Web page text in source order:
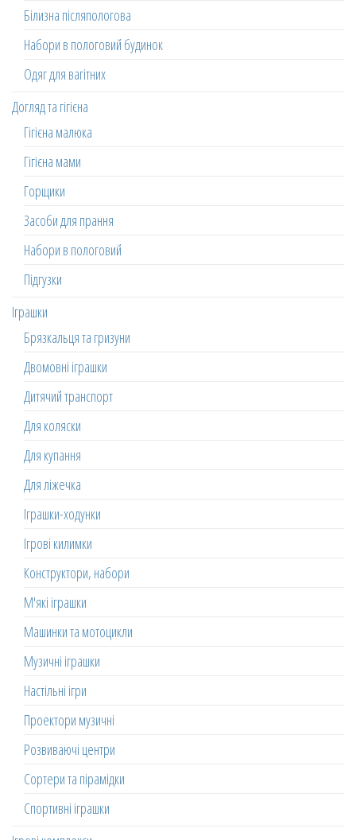
Білизна післяпологова
Набори в пологовий будинок
Одяг для вагітних
Догляд та гігієна
Гігієна малюка
Гігієна мами
Горщики
Засоби для прання
Набори в пологовий
Підгузки
Іграшки
Брязкальця та гризуни
Двомовні іграшки
Дитячий транспорт
Для коляски
Для купання
Для ліжечка
Іграшки-ходунки
Ігрові килимки
Конструктори, набори
М'які іграшки
Машинки та мотоцикли
Музичні іграшки
Настільні ігри
Проектори музичні
Розвиваючі центри
Сортери та пірамідки
Спортивні іграшки